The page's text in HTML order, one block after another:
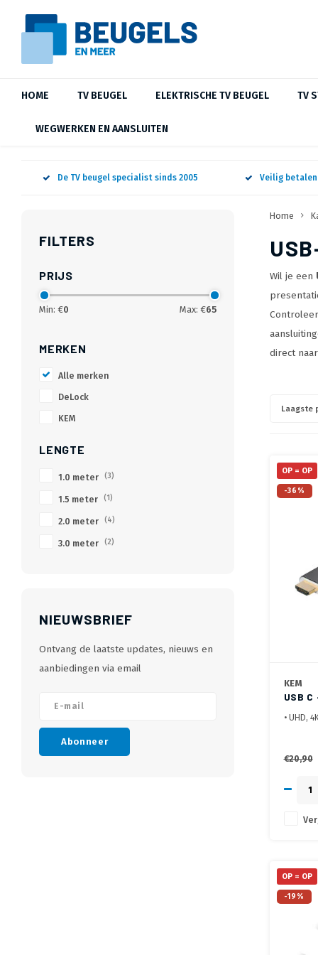
HOME TV BEUGEL ELEKTRISCHE TV BEUGEL TV
WEGWERKEN EN AANSLUITEN
De TV beugel specialist sinds 2005 Veilig
FILTERS
PRIJS
Min: €0 Max: €65
MERKEN
Alle merken
DeLock
KEM
LENGTE
1.0 meter (3)
1.5 meter (1)
2.0 meter (4)
3.0 meter (2)
NIEUWSBRIEF
Ontvang de laatste updates, nieuws en
aanbiedingen via email
Abonneer
Home
Wil je een
direct
Laagste
OP = OP
-36%
KEM
USB C
• UHD,
€20,90
OP = OP
-19%